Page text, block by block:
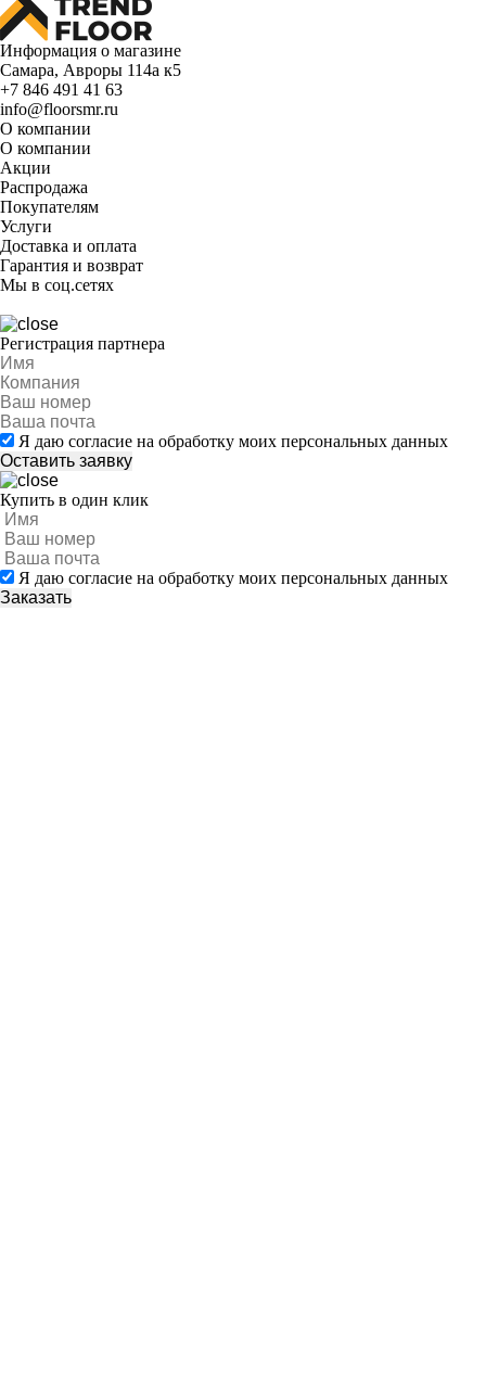
Информация о магазине
Самара, Авроры 114а к5
+7 846 491 41 63
info@floorsmr.ru
О компании
О компании
Акции
Распродажа
Покупателям
Услуги
Доставка и оплата
Гарантия и возврат
Мы в соц.сетях
Регистрация партнера
Я даю согласие на обработку моих персональных данных
Купить в один клик
Я даю согласие на обработку моих персональных данных